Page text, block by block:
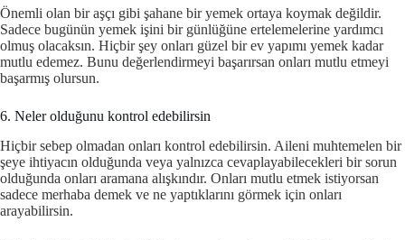
Önemli olan bir aşçı gibi şahane bir yemek ortaya koymak değildir.
Sadece bugünün yemek işini bir günlüğüne ertelemelerine yardımcı
olmuş olacaksın. Hiçbir şey onları güzel bir ev yapımı yemek kadar
mutlu edemez. Bunu değerlendirmeyi başarırsan onları mutlu etmeyi
başarmış olursun.
6. Neler olduğunu kontrol edebilirsin
Hiçbir sebep olmadan onları kontrol edebilirsin. Aileni muhtemelen bir
şeye ihtiyacın olduğunda veya yalnızca cevaplayabilecekleri bir sorun
olduğunda onları aramana alışkındır. Onları mutlu etmek istiyorsan
sadece merhaba demek ve ne yaptıklarını görmek için onları
arayabilirsin.